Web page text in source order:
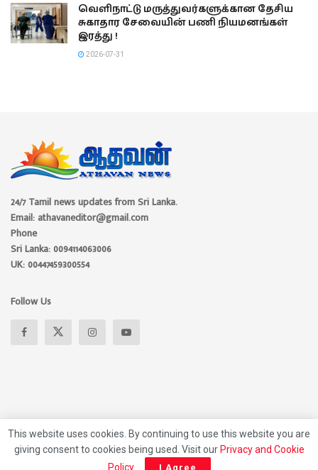
வெளிநாட்டு மருத்துவர்களுக்கான தேசிய
சுகாதார சேவையின் பணி நியமனங்கள்
இரத்து !
2026-07-31
24/7 Tamil news updates from Sri Lanka.
Email: athavaneditor@gmail.com
Phone
Sri Lanka: 0094114063006
UK: 00447459300554
Follow Us
About Privacy Policy Contact Us
This website uses cookies. By continuing to use this website you are
giving consent to cookies being used. Visit our Privacy and Cookie
Policy. I Agree